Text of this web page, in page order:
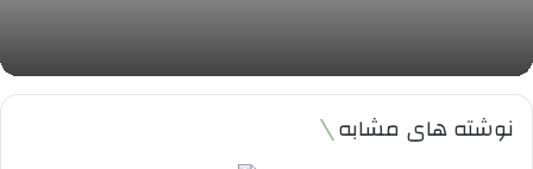
نوشته های مشابه